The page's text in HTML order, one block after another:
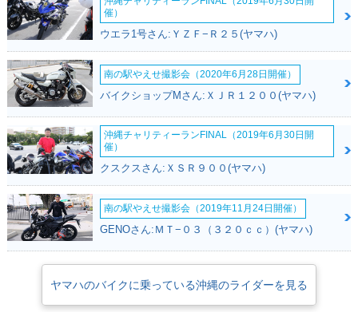
催）
ウエラ1号さん:ＹＺＦ−Ｒ２５(ヤマハ)
南の駅やえせ撮影会（2020年6月28日開催）
バイクショップMさん:ＸＪＲ１２００(ヤマハ)
沖縄チャリティーランFINAL（2019年6月30日開
催）
クスクスさん:ＸＳＲ９００(ヤマハ)
南の駅やえせ撮影会（2019年11月24日開催）
GENOさん:ＭＴ−０３（３２０ｃｃ）(ヤマハ)
ヤマハのバイクに乗っている沖縄のライダーを見る